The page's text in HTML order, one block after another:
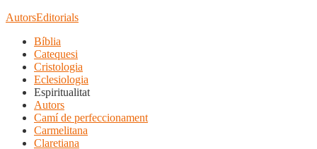
AutorsEditorials
Bíblia
Catequesi
Cristologia
Eclesiologia
Espiritualitat
Autors
Camí de perfeccionament
Carmelitana
Claretiana